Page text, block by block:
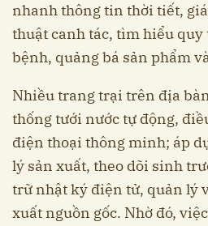
nhanh thông tin thời tiết,
thuật canh tác, tìm hiểu
bệnh, quảng bá sản phẩm
Nhiều trang trại trên địa
thống tưới nước tự động,
điện thoại thông minh; áp
lý sản xuất, theo dõi sinh
trữ nhật ký điện tử, quản lý
xuất nguồn gốc. Nhờ đó,